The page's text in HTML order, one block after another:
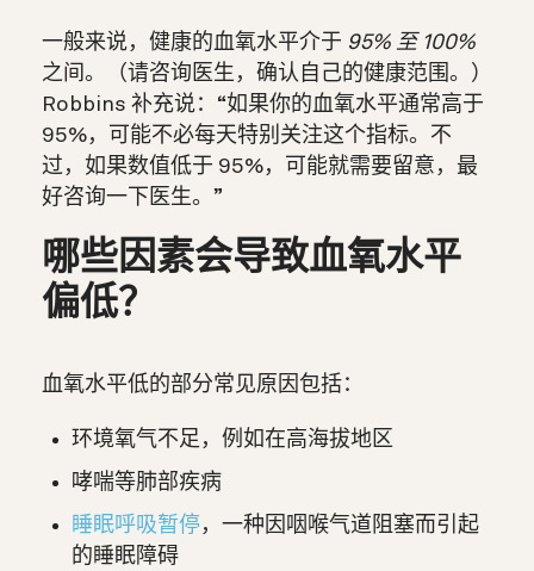
一般来说，健康的血氧水平介于 95% 至 100%
之间。（请咨询医生，确认自己的健康范围。）
Robbins 补充说：“如果你的血氧水平通常高于
95%，可能不必每天特别关注这个指标。不
过，如果数值低于 95%，可能就需要留意，最
好咨询一下医生。”
哪些因素会导致血氧水平
偏低？
血氧水平低的部分常见原因包括：
环境氧气不足，例如在高海拔地区
哮喘等肺部疾病
睡眠呼吸暂停 ，一种因咽喉气道阻塞而引起
的睡眠障碍